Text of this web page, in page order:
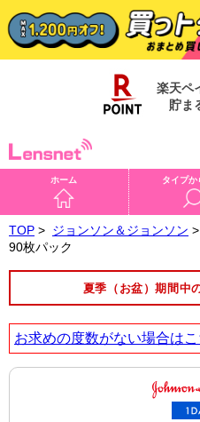
ホーム タイプか
TOP > ジョンソン＆ジョンソン >
90枚パック
夏季（お盆）期間中
お求めの度数がない場合は